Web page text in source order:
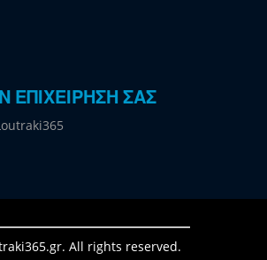
ΣΑΣ
All rights reserved.